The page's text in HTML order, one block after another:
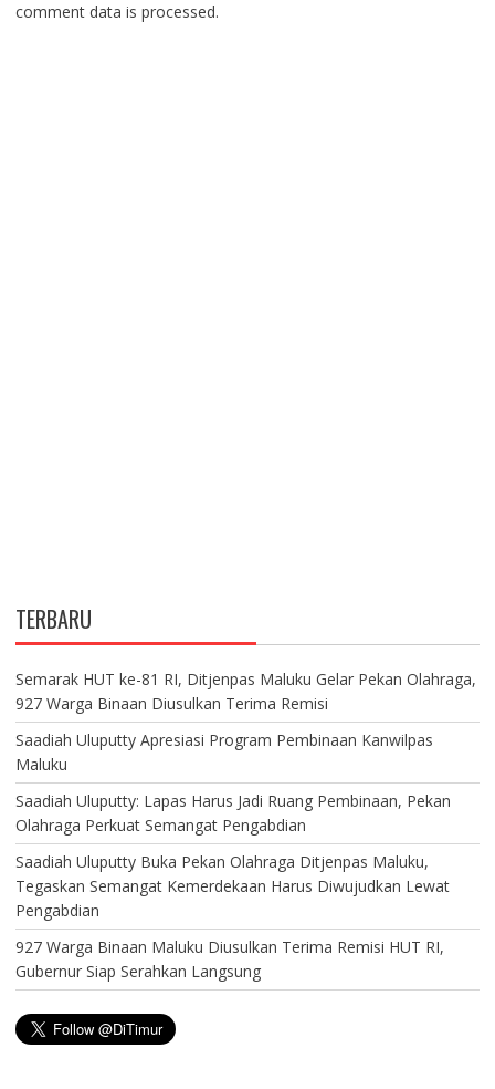
comment data is processed.
TERBARU
Semarak HUT ke-81 RI, Ditjenpas Maluku Gelar Pekan Olahraga,
927 Warga Binaan Diusulkan Terima Remisi
Saadiah Uluputty Apresiasi Program Pembinaan Kanwilpas
Maluku
Saadiah Uluputty: Lapas Harus Jadi Ruang Pembinaan, Pekan
Olahraga Perkuat Semangat Pengabdian
Saadiah Uluputty Buka Pekan Olahraga Ditjenpas Maluku,
Tegaskan Semangat Kemerdekaan Harus Diwujudkan Lewat
Pengabdian
927 Warga Binaan Maluku Diusulkan Terima Remisi HUT RI,
Gubernur Siap Serahkan Langsung